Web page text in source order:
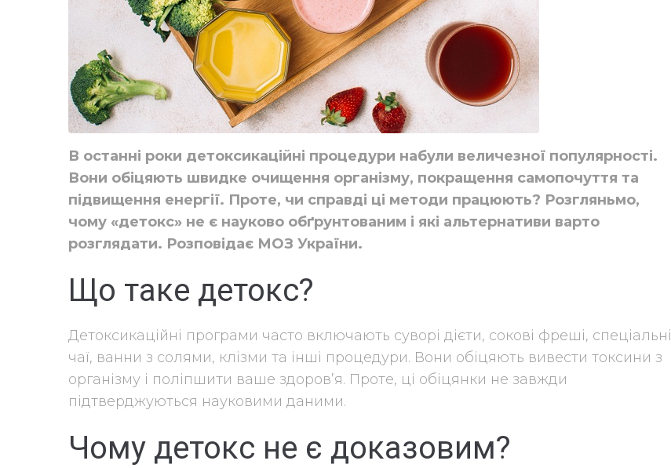
В останні роки детоксикаційні процедури набули величезної популярності.
Вони обіцяють швидке очищення організму, покращення самопочуття та
підвищення енергії. Проте, чи справді ці методи працюють? Розгляньмо,
чому «детокс» не є науково обґрунтованим і які альтернативи варто
розглядати. Розповідає МОЗ України.
Що таке детокс?
Детоксикаційні програми часто включають суворі дієти, сокові фреші, спеціальні
чаї, ванни з солями, клізми та інші процедури. Вони обіцяють вивести токсини з
організму і поліпшити ваше здоров’я. Проте, ці обіцянки не завжди
підтверджуються науковими даними.
Чому детокс не є доказовим?